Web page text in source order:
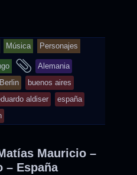
Música Personajes
and
tagged
Alemania
Berlin
buenos aires
aldiser
españa
Mauricio –
– España